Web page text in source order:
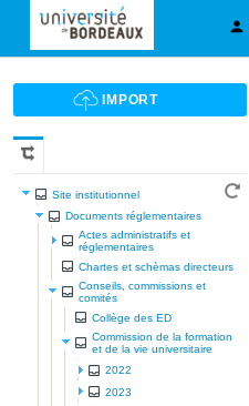
Site institutionnel
Documents réglementaires
Actes administratifs et
réglementaires
Chartes et schèmas directeurs
Conseils, commissions et
comités
Collège des ED
Commission de la formation
et de la vie universitaire
2022
2023